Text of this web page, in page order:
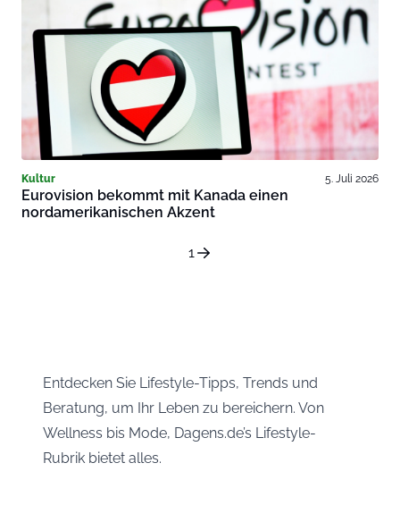
Kultur 5. Juli 2026
Eurovision bekommt mit Kanada einen
nordamerikanischen Akzent
1
Entdecken Sie Lifestyle-Tipps, Trends und
Beratung, um Ihr Leben zu bereichern. Von
Wellness bis Mode, Dagens.de’s Lifestyle-
Rubrik bietet alles.